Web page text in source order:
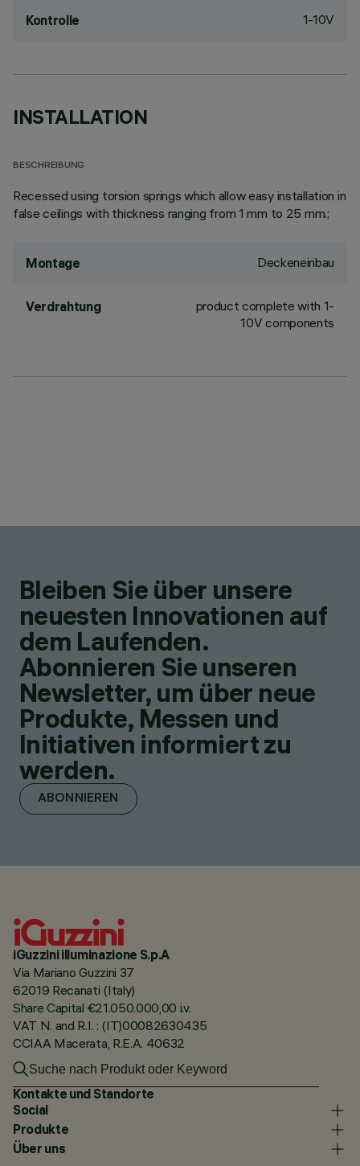
Kontrolle 1-10V
INSTALLATION
BESCHREIBUNG
Recessed using torsion springs which allow easy installation in
false ceilings with thickness ranging from 1 mm to 25 mm.;
Montage Deckeneinbau
Verdrahtung
product complete with 1-
10V components
Bleiben Sie über unsere
neuesten Innovationen auf
dem Laufenden.
Abonnieren Sie unseren
Newsletter, um über neue
Produkte, Messen und
Initiativen informiert zu
werden.
ABONNIEREN
iGuzzini illuminazione S.p.A
Via Mariano Guzzini 37
62019 Recanati (Italy)
Share Capital €21.050.000,00 i.v.
VAT N. and R.I. : (IT)00082630435
CCIAA Macerata, R.E.A. 40632
Kontakte und Standorte
Social
Produkte
Über uns